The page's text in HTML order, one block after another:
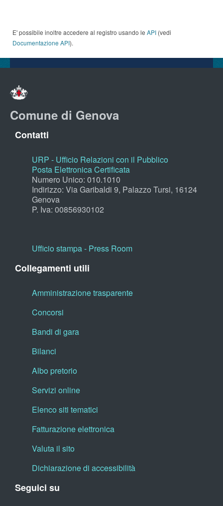
E' possibile inoltre accedere al registro usando le API (vedi
Documentazione API).
Comune di Genova
Contatti
URP - Ufficio Relazioni con il Pubblico
Posta Elettronica Certificata
Numero Unico: 010.1010
Indirizzo: Via Garibaldi 9, Palazzo Tursi, 16124
Genova
P. Iva: 00856930102
Ufficio stampa - Press Room
Collegamenti utili
Amministrazione trasparente
Concorsi
Bandi di gara
Bilanci
Albo pretorio
Servizi online
Elenco siti tematici
Fatturazione elettronica
Valuta il sito
Dichiarazione di accessibilità
Seguici su